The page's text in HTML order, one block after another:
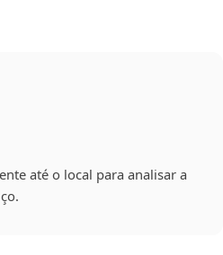
até o local para analisar a